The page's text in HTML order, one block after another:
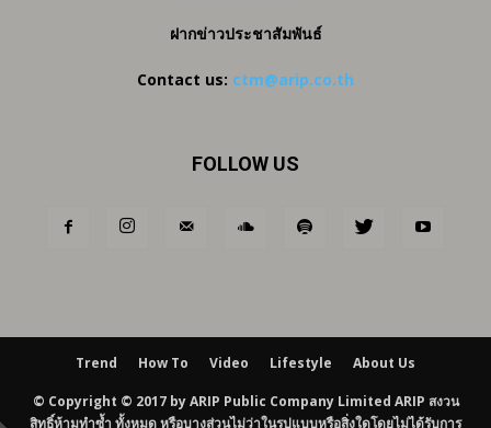
ฝากข่าวประชาสัมพันธ์
Contact us: ctm@arip.co.th
FOLLOW US
Trend How To Video Lifestyle About Us
© Copyright © 2017 by ARIP Public Company Limited ARIP สงวน
สิทธิ์ห้ามทำซ้ำ ทั้งหมด หรือบางส่วนไม่ว่าในรูปแบบหรือสิ่งใดโดยไม่ได้รับการ